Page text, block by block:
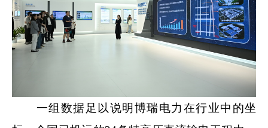
一组数据足以说明博瑞电力在行业中的坐